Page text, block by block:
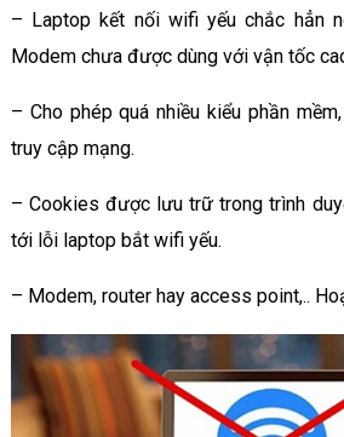
– Laptop kết nối wifi yếu chắc hẳn
Modem chưa được dùng với vận tốc
– Cho phép quá nhiều kiểu phần
truy cập mạng.
– Cookies được lưu trữ trong trình
tới lỗi laptop bắt wifi yếu.
– Modem, router hay access point,..